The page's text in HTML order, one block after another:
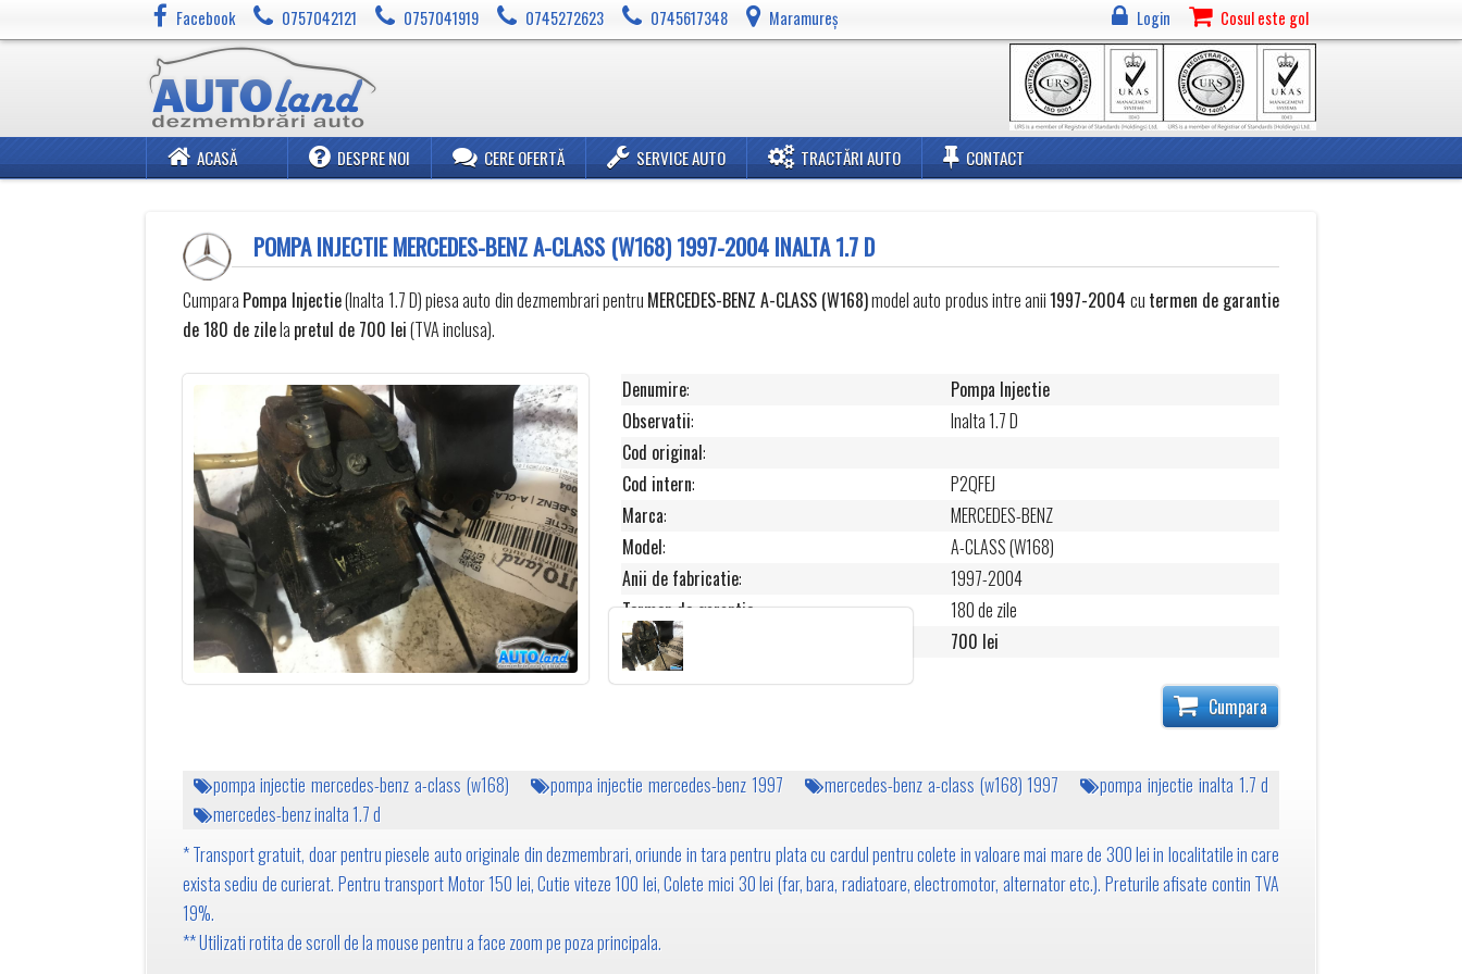
Facebook 0757042121 0757041919 0745272623 0745617348 Maramureș Login Cosul este gol
ACASĂ DESPRE NOI CERE OFERTĂ SERVICE AUTO TRACTĂRI AUTO CONTACT
POMPA INJECTIE MERCEDES-BENZ A-CLASS (W168) 1997-2004 INALTA 1.7 D
Cumpara Pompa Injectie(Inalta 1.7 D) piesa auto din dezmembrari pentru MERCEDES-BENZ A-CLASS (W168)model auto produs intre anii1997-2004 cu termen de garantie
de 180 de zilela pretul de 700 lei(TVA inclusa).
Denumire:
Pompa Injectie
Observatii:
Inalta 1.7 D
Cod original:
Cod intern:
P2QFEJ
Marca:
MERCEDES-BENZ
Model:
A-CLASS (W168)
Anii de fabricatie:
1997-2004
Termen de garantie:
180 de zile
Pret: 700 lei
Cumpara
pompa injectie mercedes-benz a-class (w168) pompa injectie mercedes-benz 1997 mercedes-benz a-class (w168) 1997
pompa injectie inalta 1.7 d
mercedes-benz inalta 1.7 d
* Transport gratuit, doar pentru piesele auto originale din dezmembrari, oriunde in tara pentru plata cu cardul pentru colete in valoare mai mare de 300 lei in localitatile in care
exista sediu de curierat. Pentru transport Motor 150 lei, Cutie viteze 100 lei, Colete mici 30 lei (far, bara, radiatoare, electromotor, alternator etc.). Preturile afisate contin TVA
19%.
** Utilizati rotita de scroll de la mouse pentru a face zoom pe poza principala.